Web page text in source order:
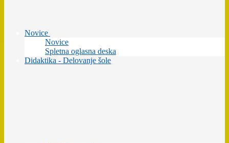
Novice
Novice
Spletna oglasna deska
Didaktika - Delovanje šole